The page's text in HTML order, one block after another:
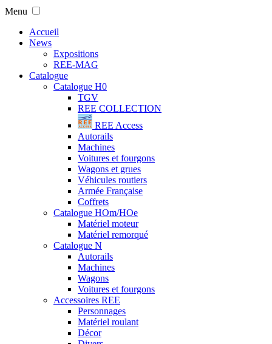
Menu
Accueil
News
Expositions
REE-MAG
Catalogue
Catalogue H0
TGV
REE COLLECTION
REE Access
Autorails
Machines
Voitures et fourgons
Wagons et grues
Véhicules routiers
Armée Française
Coffrets
Catalogue HOm/HOe
Matériel moteur
Matériel remorqué
Catalogue N
Autorails
Machines
Wagons
Voitures et fourgons
Accessoires REE
Personnages
Matériel roulant
Décor